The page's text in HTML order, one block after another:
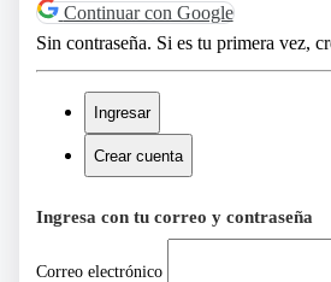
Continuar con Google
Sin contraseña. Si es tu primera vez,
Ingresar
Crear cuenta
Ingresa con tu correo y contraseña
Correo electrónico